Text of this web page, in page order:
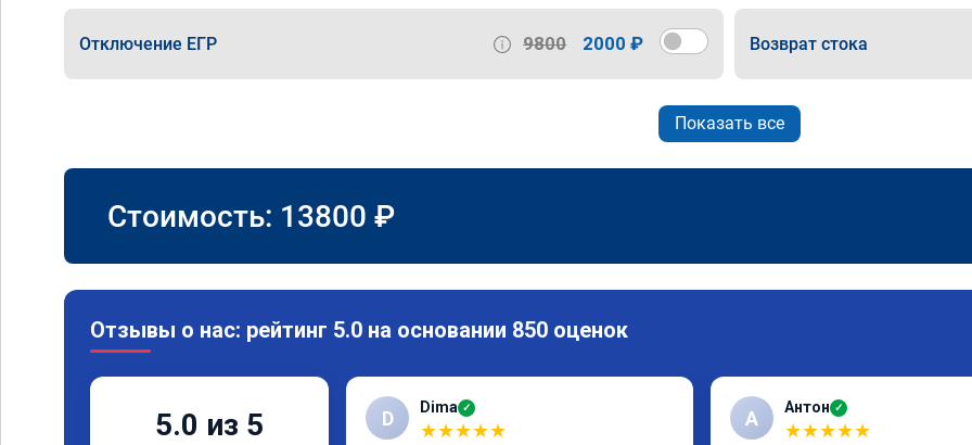
Отключение ЕГР 9800 2000 ₽ Возврат стока
Показать все
Стоимость: 13800 ₽
Отзывы о нас: рейтинг 5.0 на основании 850 оценок
5.0 из 5 D Dima ✓
★★★★★
А Антон ✓
★★★★★